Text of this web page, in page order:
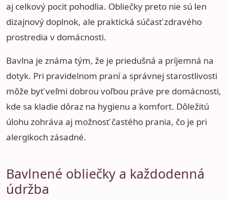
aj celkový pocit pohodlia. Obliečky preto nie sú len
dizajnový doplnok, ale praktická súčasť zdravého
prostredia v domácnosti.
Bavlna je známa tým, že je priedušná a príjemná na
dotyk. Pri pravidelnom praní a správnej starostlivosti
môže byť veľmi dobrou voľbou práve pre domácnosti,
kde sa kladie dôraz na hygienu a komfort. Dôležitú
úlohu zohráva aj možnosť častého prania, čo je pri
alergikoch zásadné.
Bavlnené obliečky a každodenná
údržba